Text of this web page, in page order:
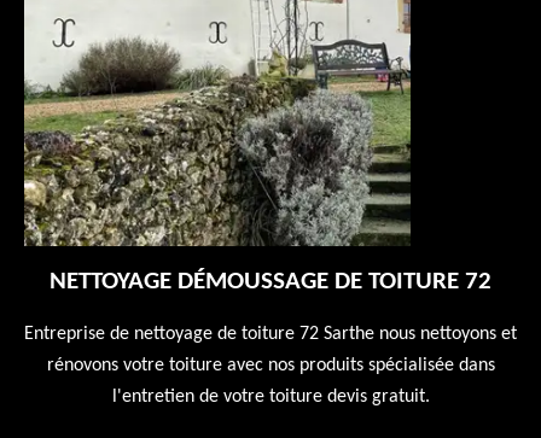
NETTOYAGE DÉMOUSSAGE DE TOITURE 72
Entreprise de nettoyage de toiture 72 Sarthe nous nettoyons et
rénovons votre toiture avec nos produits spécialisée dans
l'entretien de votre toiture devis gratuit.